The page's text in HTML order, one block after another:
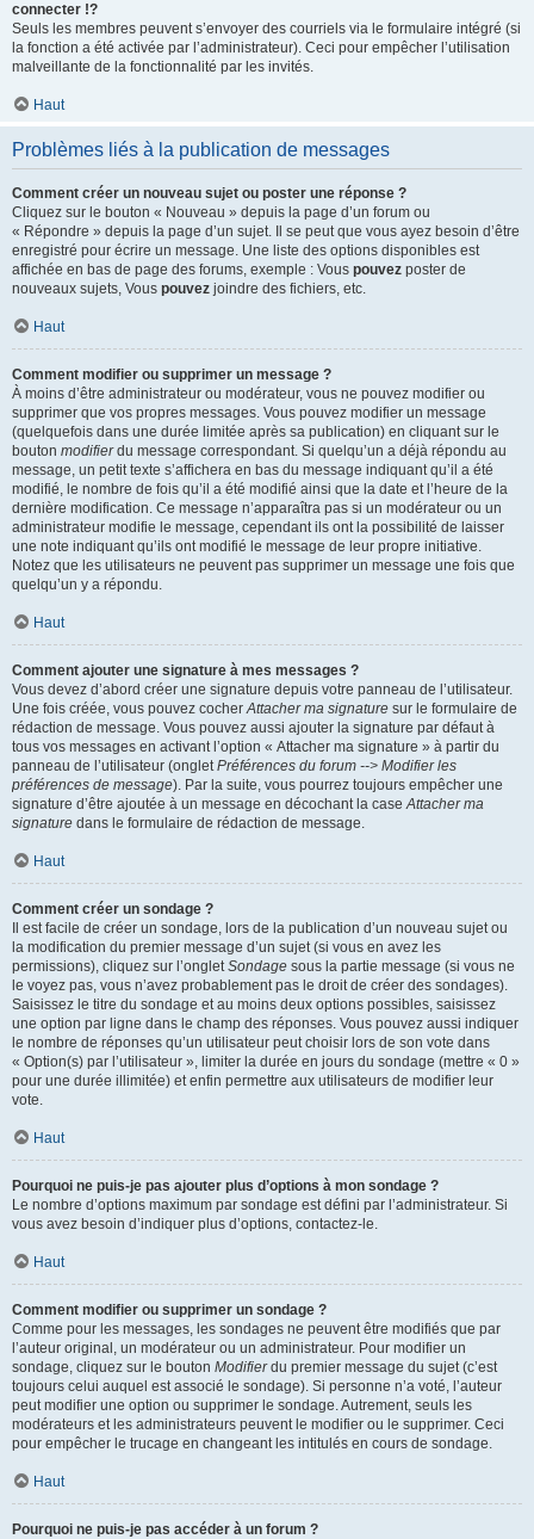
connecter !?
Seuls les membres peuvent s’envoyer des courriels via le formulaire intégré (si
la fonction a été activée par l’administrateur). Ceci pour empêcher l’utilisation
malveillante de la fonctionnalité par les invités.
Haut
Problèmes liés à la publication de messages
Comment créer un nouveau sujet ou poster une réponse ?
Cliquez sur le bouton « Nouveau » depuis la page d’un forum ou
« Répondre » depuis la page d’un sujet. Il se peut que vous ayez besoin d’être
enregistré pour écrire un message. Une liste des options disponibles est
affichée en bas de page des forums, exemple : Vous pouvez poster de
nouveaux sujets, Vous pouvez joindre des fichiers, etc.
Haut
Comment modifier ou supprimer un message ?
À moins d’être administrateur ou modérateur, vous ne pouvez modifier ou
supprimer que vos propres messages. Vous pouvez modifier un message
(quelquefois dans une durée limitée après sa publication) en cliquant sur le
bouton modifierdu message correspondant. Si quelqu’un a déjà répondu au
message, un petit texte s’affichera en bas du message indiquant qu’il a été
modifié, le nombre de fois qu’il a été modifié ainsi que la date et l’heure de la
dernière modification. Ce message n’apparaîtra pas si un modérateur ou un
administrateur modifie le message, cependant ils ont la possibilité de laisser
une note indiquant qu’ils ont modifié le message de leur propre initiative.
Notez que les utilisateurs ne peuvent pas supprimer un message une fois que
quelqu’un y a répondu.
Haut
Comment ajouter une signature à mes messages ?
Vous devez d’abord créer une signature depuis votre panneau de l’utilisateur.
Une fois créée, vous pouvez cocherAttacher ma signature sur le formulaire de
rédaction de message. Vous pouvez aussi ajouter la signature par défaut à
tous vos messages en activant l’option « Attacher ma signature » à partir du
panneau de l’utilisateur (ongletPréférences du forum --> Modifier les
préférences de message). Par la suite, vous pourrez toujours empêcher une
signature d’être ajoutée à un message en décochant la caseAttacher ma
signature dans le formulaire de rédaction de message.
Haut
Comment créer un sondage ?
Il est facile de créer un sondage, lors de la publication d’un nouveau sujet ou
la modification du premier message d’un sujet (si vous en avez les
permissions), cliquez sur l’ongletSondage sous la partie message (si vous ne
le voyez pas, vous n’avez probablement pas le droit de créer des sondages).
Saisissez le titre du sondage et au moins deux options possibles, saisissez
une option par ligne dans le champ des réponses. Vous pouvez aussi indiquer
le nombre de réponses qu’un utilisateur peut choisir lors de son vote dans
« Option(s) par l’utilisateur », limiter la durée en jours du sondage (mettre « 0 »
pour une durée illimitée) et enfin permettre aux utilisateurs de modifier leur
vote.
Haut
Pourquoi ne puis-je pas ajouter plus d’options à mon sondage ?
Le nombre d’options maximum par sondage est défini par l’administrateur. Si
vous avez besoin d’indiquer plus d’options, contactez-le.
Haut
Comment modifier ou supprimer un sondage ?
Comme pour les messages, les sondages ne peuvent être modifiés que par
l’auteur original, un modérateur ou un administrateur. Pour modifier un
sondage, cliquez sur le bouton Modifierdu premier message du sujet (c’est
toujours celui auquel est associé le sondage). Si personne n’a voté, l’auteur
peut modifier une option ou supprimer le sondage. Autrement, seuls les
modérateurs et les administrateurs peuvent le modifier ou le supprimer. Ceci
pour empêcher le trucage en changeant les intitulés en cours de sondage.
Haut
Pourquoi ne puis-je pas accéder à un forum ?